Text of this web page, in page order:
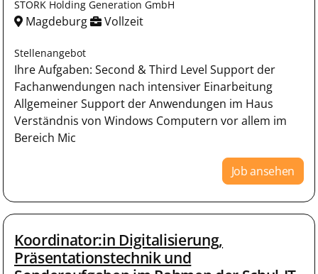
STORK Holding Generation GmbH
Magdeburg Vollzeit
Stellenangebot
Ihre Aufgaben: Second & Third Level Support der
Fachanwendungen nach intensiver Einarbeitung
Allgemeiner Support der Anwendungen im Haus
Verständnis von Windows Computern vor allem im
Bereich Mic
Job ansehen
Koordinator:in Digitalisierung,
Präsentationstechnik und